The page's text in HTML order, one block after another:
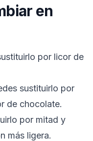
en
por licor de
sustituirlo por
de chocolate.
por mitad y
más ligera.